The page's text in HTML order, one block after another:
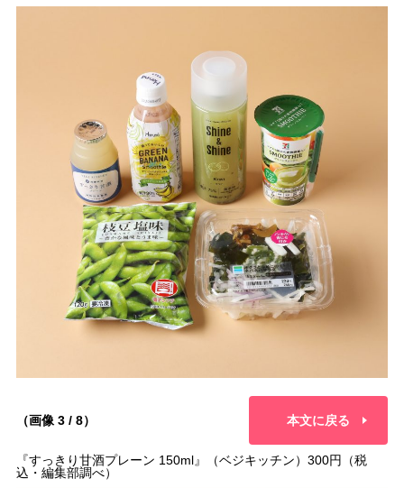
（画像 3 / 8） 本文に戻る
『すっきり甘酒プレーン 150ml』（ベジキッチン）300円（税
込・編集部調べ）